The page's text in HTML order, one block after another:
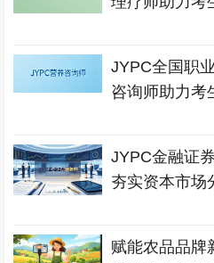
JYPC全国职
咨询师助力考
JYPC金融证
夯实资本市场
赋能农品品牌